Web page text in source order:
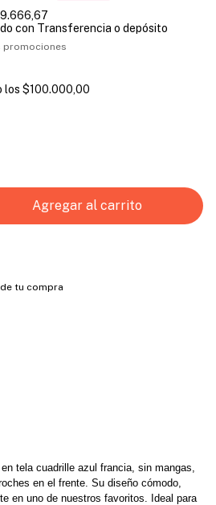
con Transferencia o depósito
promociones
los $100.000,00
tu compra
tela cuadrille azul francia, sin mangas,
en el frente. Su diseño cómodo,
en uno de nuestros favoritos. Ideal para